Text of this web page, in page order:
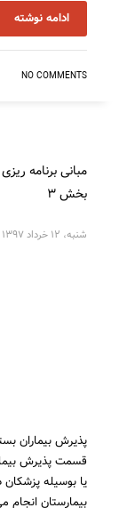
ادامه نوشته
NO COMMENTS
مبانی برنامه
بخش ۳
شنبه، ۱۲ خرداد ۱۳۹۷
پذیرش بیماران
قسمت پذیرش
یا بوسیله پزشکان
بیمارستان انجام